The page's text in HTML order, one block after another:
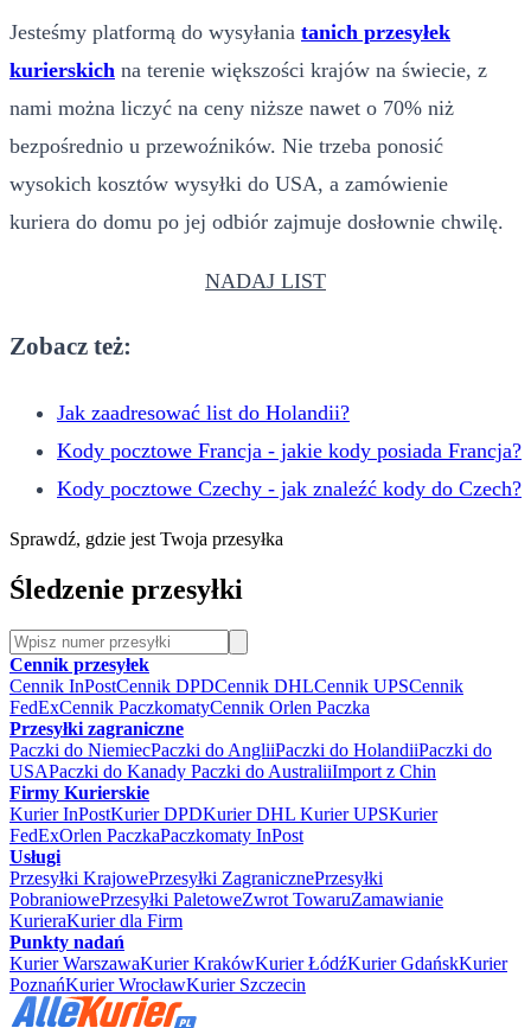
Jesteśmy platformą do wysyłania tanich przesyłek
kurierskich na terenie większości krajów na świecie, z
nami można liczyć na ceny niższe nawet o 70% niż
bezpośrednio u przewoźników. Nie trzeba ponosić
wysokich kosztów wysyłki do USA, a zamówienie
kuriera do domu po jej odbiór zajmuje dosłownie chwilę.
NADAJ LIST
Zobacz też:
Jak zaadresować list do Holandii?
Kody pocztowe Francja - jakie kody posiada Francja?
Kody pocztowe Czechy - jak znaleźć kody do Czech?
Sprawdź, gdzie jest Twoja przesyłka
Śledzenie przesyłki
Cennik przesyłek
Cennik InPostCennik DPDCennik DHLCennik UPSCennik
FedExCennik PaczkomatyCennik Orlen Paczka
Przesyłki zagraniczne
Paczki do NiemiecPaczki do AngliiPaczki do HolandiiPaczki do
USAPaczki do Kanady Paczki do AustraliiImport z Chin
Firmy Kurierskie
Kurier InPostKurier DPDKurier DHL Kurier UPSKurier
FedExOrlen PaczkaPaczkomaty InPost
Usługi
Przesyłki KrajowePrzesyłki ZagranicznePrzesyłki
PobraniowePrzesyłki PaletoweZwrot TowaruZamawianie
KurieraKurier dla Firm
Punkty nadań
Kurier WarszawaKurier KrakówKurier ŁódźKurier GdańskKurier
PoznańKurier WrocławKurier Szczecin